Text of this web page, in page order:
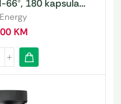
66®, 180 kapsula...
KM